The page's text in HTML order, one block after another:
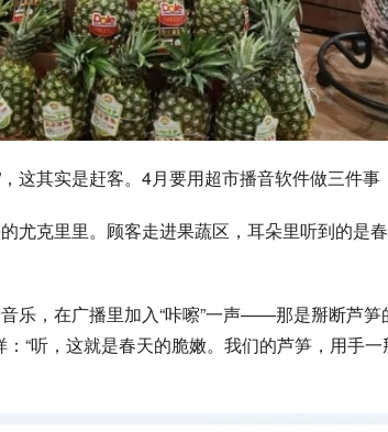
这其实是赶客。4月要用超市播音软件做三件事
尤克里里。顾客走进果蔬区，耳朵里听到的是
乐，在广播里加入“咔嚓”一声——那是掰断芦笋
“听，这就是春天的脆嫩。我们的芦笋，用手一